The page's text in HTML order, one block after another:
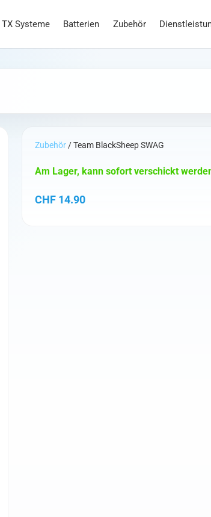
TX Systeme Batterien Zubehör
Zubehör/ Team BlackSheep SWAG
CHF 14.90
Am Lager, kann sofort verschickt